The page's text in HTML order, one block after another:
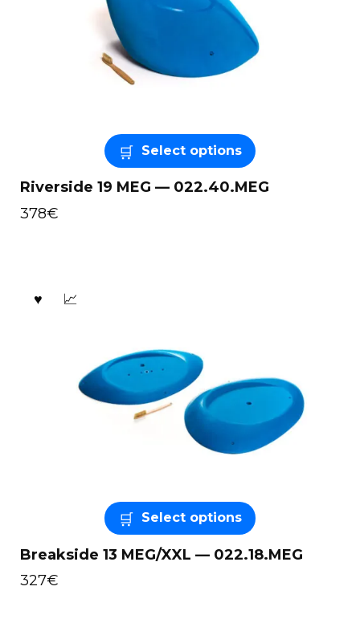
Select options
Riverside 19 MEG — 022.40.MEG
378€
Select options
Breakside 13 MEG/XXL — 022.18.MEG
327€